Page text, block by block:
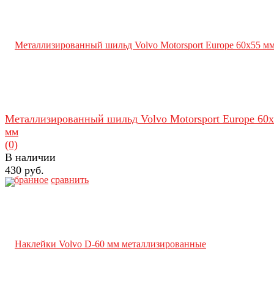
избранное сравнить
Металлизированный шильд Volvo Motorsport Europe
мм
(0)
В наличии
430 руб.